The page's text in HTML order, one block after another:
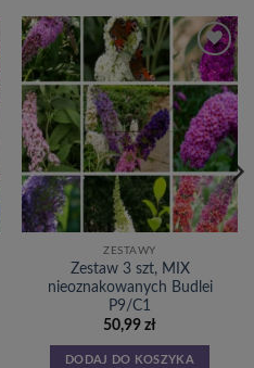
Dodaj
do
listy
życzeń
ZESTAWY
Zestaw 3 szt, MIX
nieoznakowanych Budlei
P9/C1
50,99 zł
DODAJ DO KOSZYKA